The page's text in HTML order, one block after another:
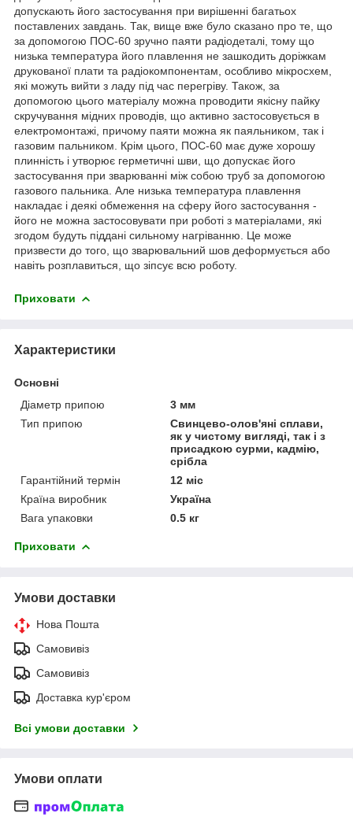
допускають його застосування при вирішенні багатьох
поставлених завдань. Так, вище вже було сказано про те, що
за допомогою ПОС-60 зручно паяти радіодеталі, тому що
низька температура його плавлення не зашкодить доріжкам
друкованої плати та радіокомпонентам, особливо мікросхем,
які можуть вийти з ладу під час перегріву. Також, за
допомогою цього матеріалу можна проводити якісну пайку
скручування мідних проводів, що активно застосовується в
електромонтажі, причому паяти можна як паяльником, так і
газовим пальником. Крім цього, ПОС-60 має дуже хорошу
плинність і утворює герметичні шви, що допускає його
застосування при зварюванні між собою труб за допомогою
газового пальника. Але низька температура плавлення
накладає і деякі обмеження на сферу його застосування -
його не можна застосовувати при роботі з матеріалами, які
згодом будуть піддані сильному нагріванню. Це може
призвести до того, що зварювальний шов деформується або
навіть розплавиться, що зіпсує всю роботу.
Приховати
Характеристики
Основні
Діаметр припою
3 мм
Тип припою
Свинцево-олов'яні сплави,
як у чистому вигляді, так і з
присадкою сурми, кадмію,
срібла
Гарантійний термін
12 міс
Країна виробник
Україна
Вага упаковки
0.5 кг
Приховати
Умови доставки
Нова Пошта
Самовивіз
Самовивіз
Доставка кур'єром
Всі умови доставки
Умови оплати